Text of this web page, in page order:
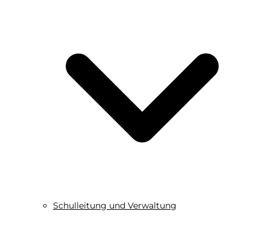
Schulleitung und Verwaltung